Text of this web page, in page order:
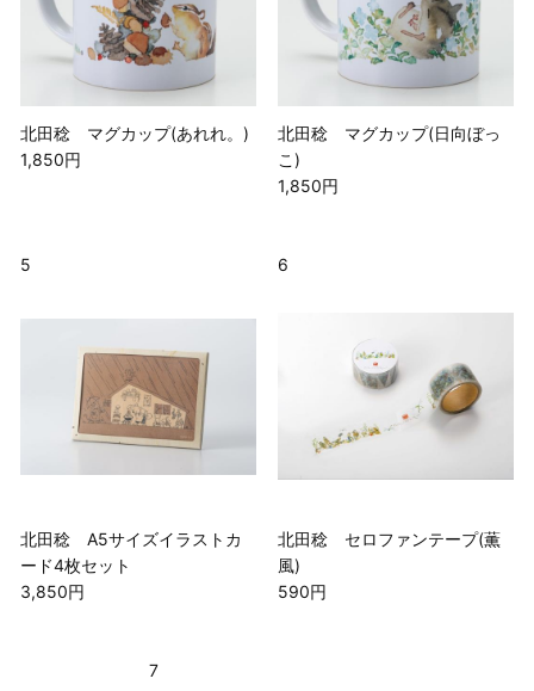
北田稔 マグカップ(あれれ。)
1,850円
北田稔 マグカップ(日向ぼっ
こ)
1,850円
5
北田稔 A5サイズイラストカ
ード4枚セット
3,850円
6
北田稔 セロファンテープ(薫
風)
590円
7